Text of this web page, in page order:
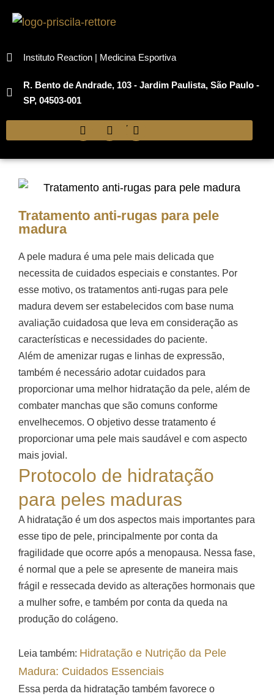
Instituto Reaction | Medicina Esportiva
R. Bento de Andrade, 103 - Jardim Paulista, São Paulo -
SP, 04503-001
Tratamento anti-rugas para pele
madura
A pele madura é uma pele mais delicada que
necessita de cuidados especiais e constantes. Por
esse motivo, os tratamentos anti-rugas para pele
madura devem ser estabelecidos com base numa
avaliação cuidadosa que leva em consideração as
características e necessidades do paciente.
Além de amenizar rugas e linhas de expressão,
também é necessário adotar cuidados para
proporcionar uma melhor hidratação da pele, além de
combater manchas que são comuns conforme
envelhecemos. O objetivo desse tratamento é
proporcionar uma pele mais saudável e com aspecto
mais jovial.
Protocolo de hidratação
para peles maduras
A hidratação é um dos aspectos mais importantes para
esse tipo de pele, principalmente por conta da
fragilidade que ocorre após a menopausa. Nessa fase,
é normal que a pele se apresente de maneira mais
frágil e ressecada devido as alterações hormonais que
a mulher sofre, e também por conta da queda na
produção do colágeno.
Leia também: Hidratação e Nutrição da Pele
Madura: Cuidados Essenciais
Essa perda da hidratação também favorece o